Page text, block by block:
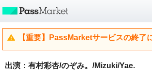
【重要】PassMarketサービスの終了
出演：有村彩杏/のぞみ。/Mizuki/Yae.